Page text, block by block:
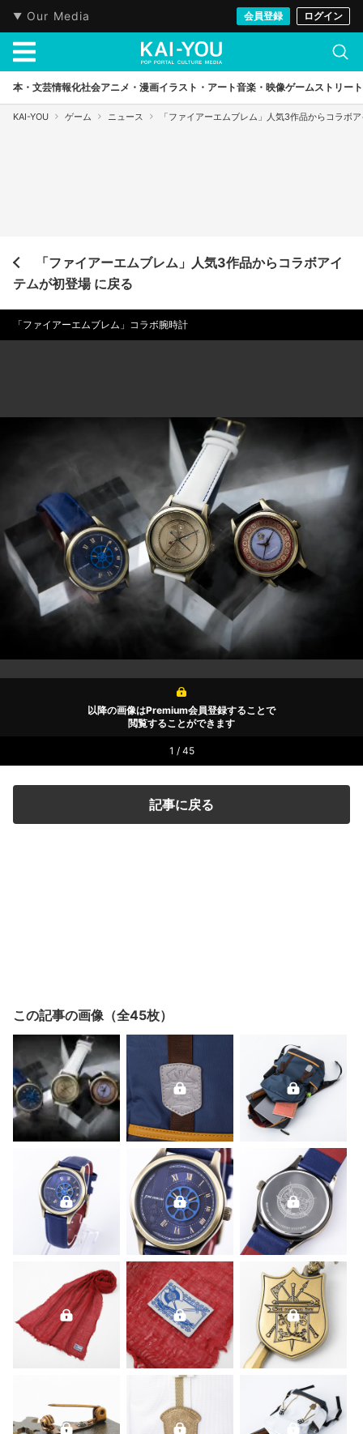
Our Media 会員登録 ログイン
本・文芸情報化社会アニメ・漫画イラスト・アート音楽・映像ゲームストリート
KAI-YOU ゲーム ニュース 「ファイアーエムブレム」人気3作品からコラボ
「ファイアーエムブレム」人気3作品からコラボアイ
テムが初登場 に戻る
「ファイアーエムブレム」コラボ腕時計
以降の画像はPremium会員登録することで
閲覧することができます
1 / 45
記事に戻る
この記事の画像（全45枚）